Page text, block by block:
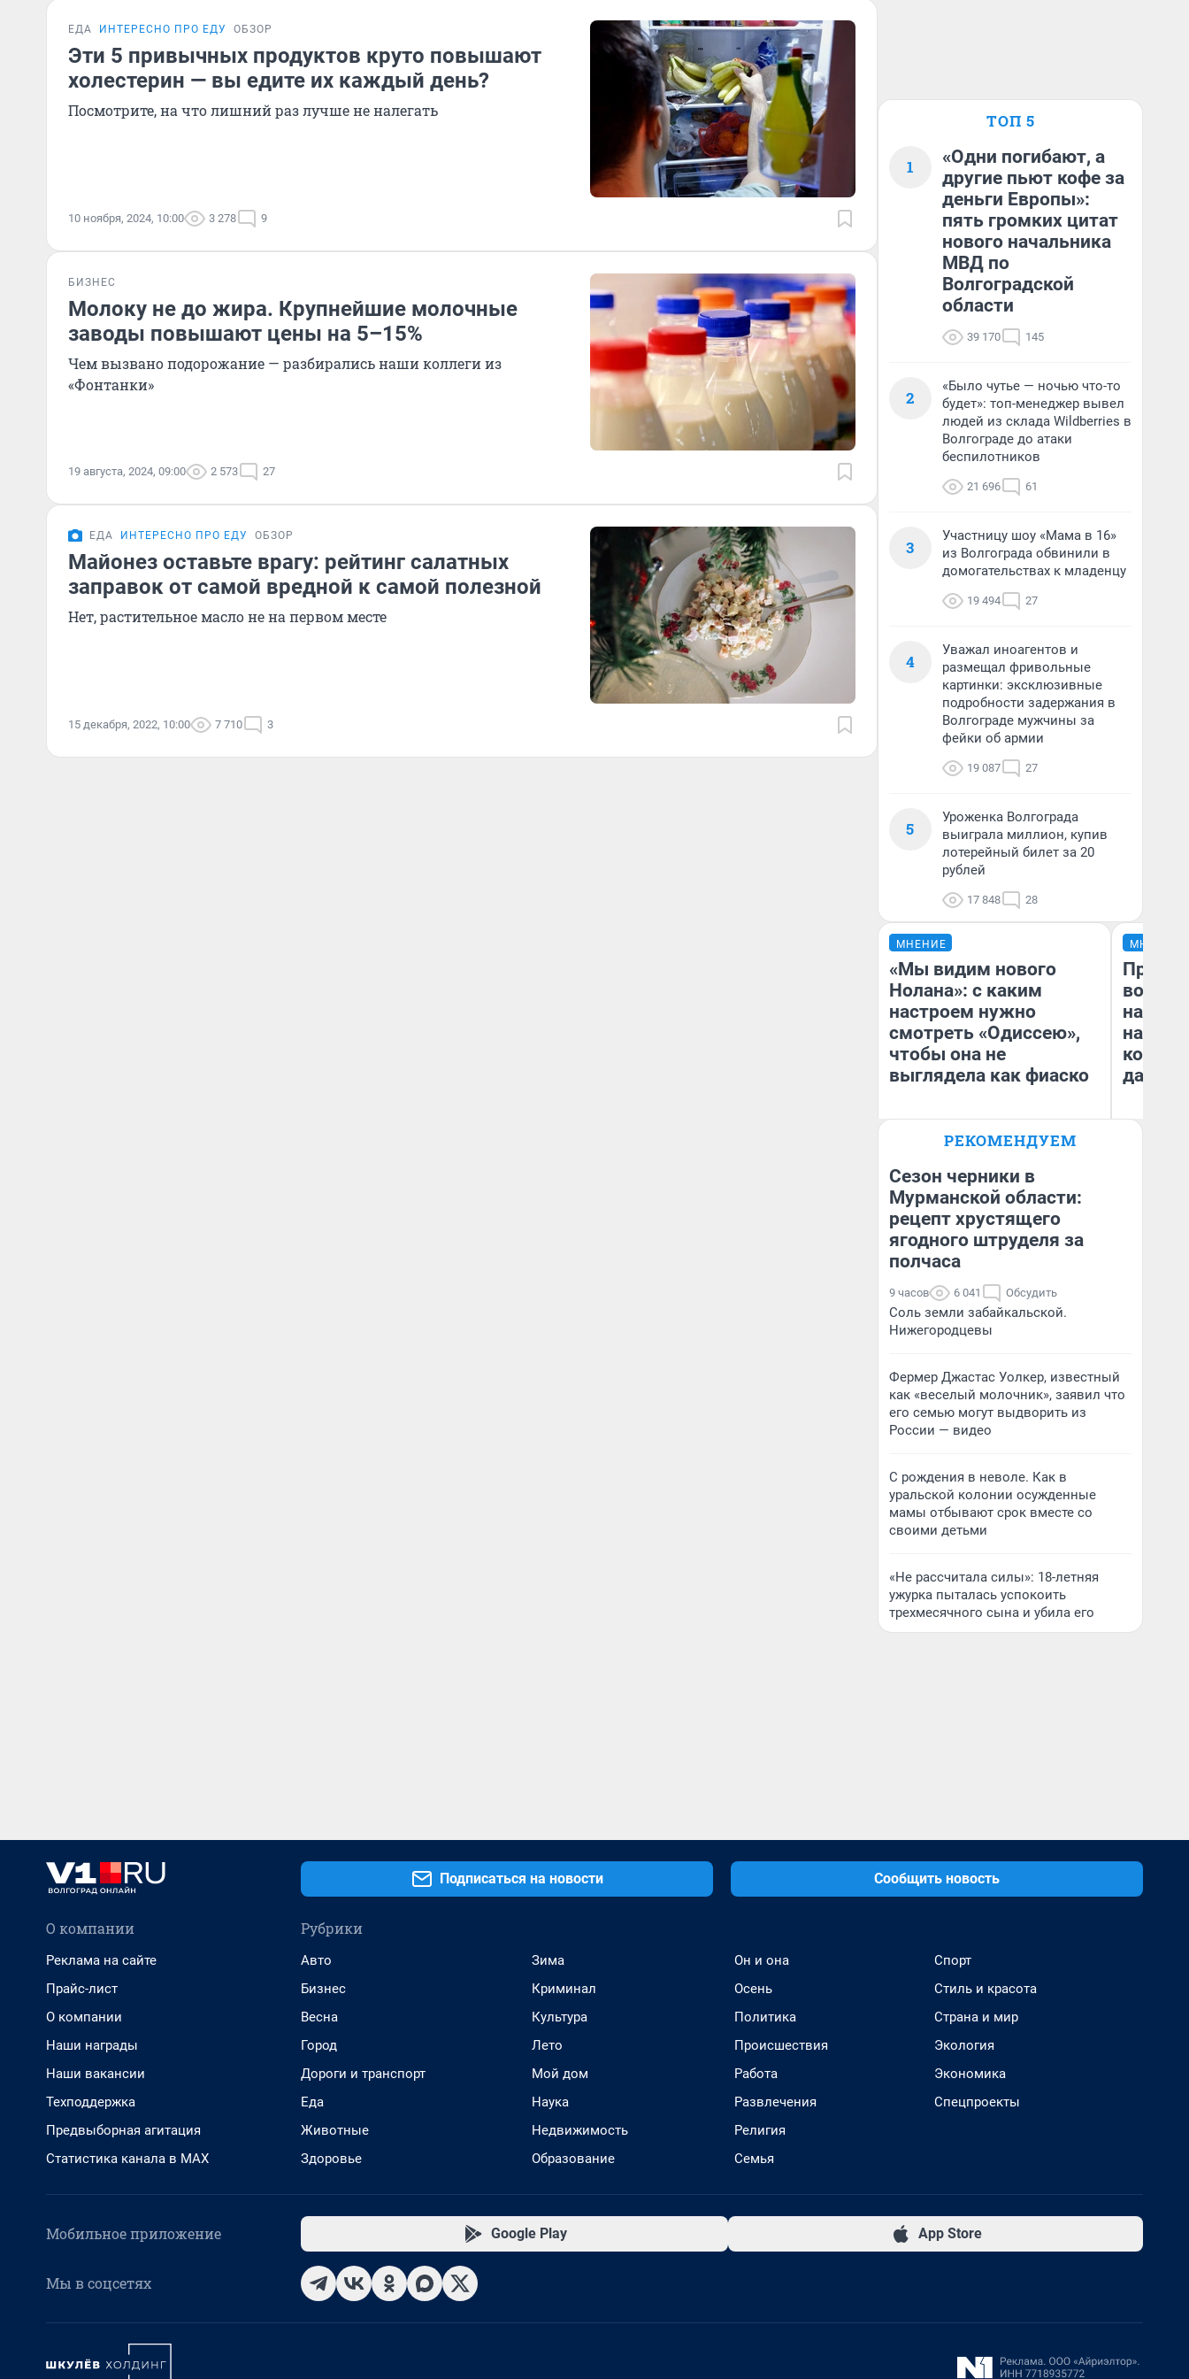
ЕДА ИНТЕРЕСНО ПРО ЕДУ ОБЗОР
Эти 5 привычных продуктов круто повышают
холестерин — вы едите их каждый день?
Посмотрите, на что лишний раз лучше не налегать
10 ноября, 2024, 10:00 3 278 9
БИЗНЕС
Молоку не до жира. Крупнейшие молочные
заводы повышают цены на 5–15%
Чем вызвано подорожание — разбирались наши коллеги из
«Фонтанки»
19 августа, 2024, 09:00 2 573 27
ЕДА ИНТЕРЕСНО ПРО ЕДУ ОБЗОР
Майонез оставьте врагу: рейтинг салатных
заправок от самой вредной к самой полезной
Нет, растительное масло не на первом месте
15 декабря, 2022, 10:00 7 710 3
ТОП 5
1
«Одни погибают, а
другие пьют кофе за
деньги Европы»:
пять громких цитат
нового начальника
МВД по
Волгоградской
области
39 170 145
2
«Было чутье — ночью что-то
будет»: топ-менеджер вывел
людей из склада Wildberries в
Волгограде до атаки
беспилотников
21 696 61
3
Участницу шоу «Мама в 16»
из Волгограда обвинили в
домогательствах к младенцу
19 494 27
4
Уважал иноагентов и
размещал фривольные
картинки: эксклюзивные
подробности задержания в
Волгограде мужчины за
фейки об армии
19 087 27
5
Уроженка Волгограда
выиграла миллион, купив
лотерейный билет за 20
рублей
17 848 28
МНЕНИЕ
«Мы видим нового
Нолана»: с каким
настроем нужно
смотреть «Одиссею»,
чтобы она не
выглядела как фиаско
Надежда Губарь
МНЕНИЕ
нам
даже
РЕКОМЕНДУЕМ
Сезон черники в
Мурманской области:
рецепт хрустящего
ягодного штруделя за
полчаса
9 часов 6 041 Обсудить
Соль земли забайкальской.
Нижегородцевы
Фермер Джастас Уолкер, известный
как «веселый молочник», заявил что
его семью могут выдворить из
России — видео
С рождения в неволе. Как в
уральской колонии осужденные
мамы отбывают срок вместе со
своими детьми
«Не рассчитала силы»: 18-летняя
ужурка пыталась успокоить
трехмесячного сына и убила его
Подписаться на новости Сообщить новость
О компании
Реклама на сайте
Прайс-лист
О компании
Наши награды
Наши вакансии
Техподдержка
Предвыборная агитация
Статистика канала в MAX
Рубрики
Авто
Бизнес
Весна
Город
Дороги и транспорт
Еда
Животные
Здоровье
Зима
Криминал
Культура
Лето
Мой дом
Наука
Недвижимость
Образование
Он и она
Осень
Политика
Происшествия
Работа
Развлечения
Религия
Семья
Спорт
Стиль и красота
Страна и мир
Экология
Экономика
Спецпроекты
Мобильное приложение Google Play App Store
Мы в соцсетях